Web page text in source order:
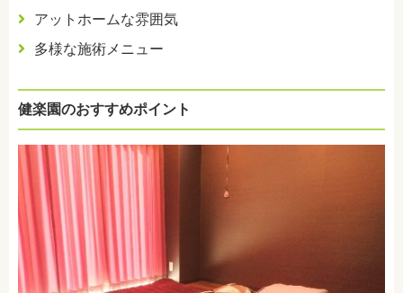
アットホームな雰囲気
多様な施術メニュー
健楽園のおすすめポイント